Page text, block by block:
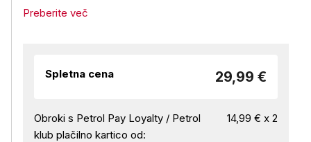
Preberite več
Spletna cena 29,99 €
Obroki s Petrol Pay Loyalty / Petrol
klub plačilno kartico od:
14,99 € x 2